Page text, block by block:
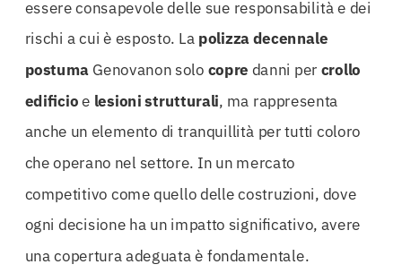
essere consapevole delle sue responsabilità e dei
rischi a cui è esposto. La polizzadecennale
postumaGenovanon solo copre danni per crollo
edificioe lesioni strutturali, ma rappresenta
anche un elemento di tranquillità per tutti coloro
che operano nel settore. In un mercato
competitivo come quello delle costruzioni, dove
ogni decisione ha un impatto significativo, avere
una copertura adeguata è fondamentale.